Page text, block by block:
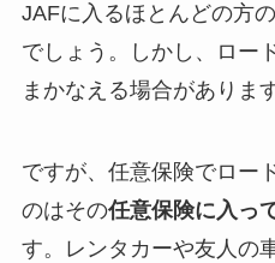
JAFに入るほとんどの方の
でしょう。しかし、ロー
まかなえる場合があります
ですが、任意保険でロー
のはその任意保険に入っ
す。レンタカーや友人の